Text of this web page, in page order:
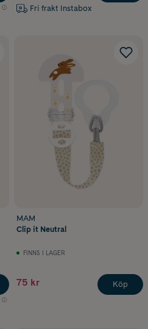
Fri frakt Instabox
MAM
Clip it Neutral
FINNS I LAGER
75 kr Köp